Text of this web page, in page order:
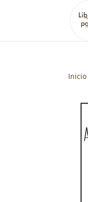
Inicio